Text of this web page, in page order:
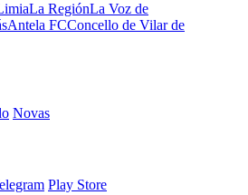
La RegiónLa Voz de
Antela FCConcello de Vilar de
Novas
Play Store